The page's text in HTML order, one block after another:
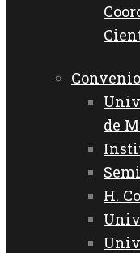
de
H.